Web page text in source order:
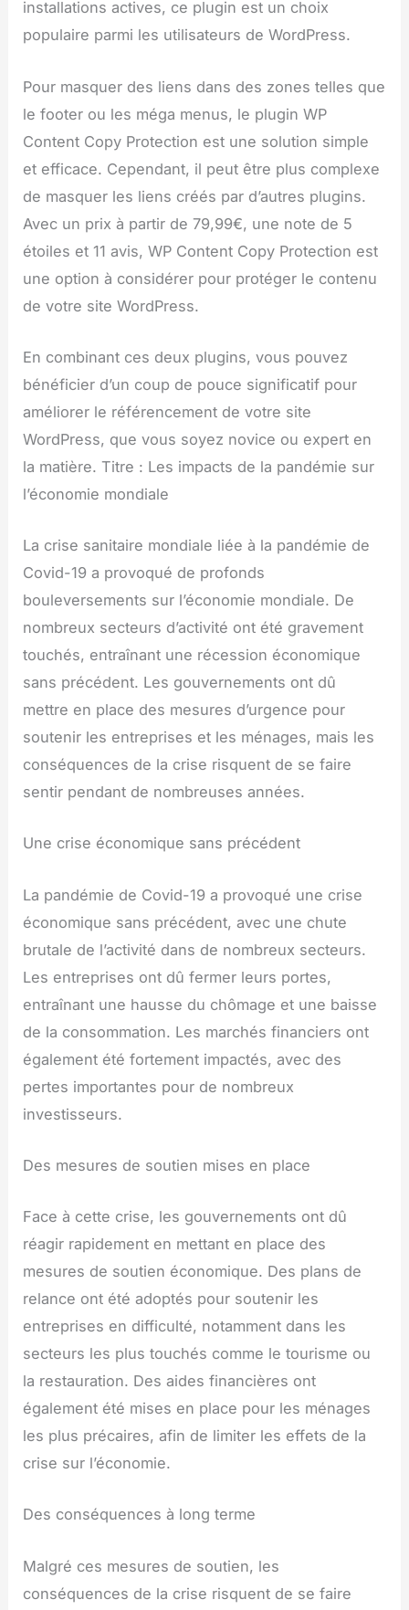
installations actives, ce plugin est un choix
populaire parmi les utilisateurs de WordPress.
Pour masquer des liens dans des zones telles que
le footer ou les méga menus, le plugin WP
Content Copy Protection est une solution simple
et efficace. Cependant, il peut être plus complexe
de masquer les liens créés par d’autres plugins.
Avec un prix à partir de 79,99€, une note de 5
étoiles et 11 avis, WP Content Copy Protection est
une option à considérer pour protéger le contenu
de votre site WordPress.
En combinant ces deux plugins, vous pouvez
bénéficier d’un coup de pouce significatif pour
améliorer le référencement de votre site
WordPress, que vous soyez novice ou expert en
la matière. Titre : Les impacts de la pandémie sur
l’économie mondiale
La crise sanitaire mondiale liée à la pandémie de
Covid-19 a provoqué de profonds
bouleversements sur l’économie mondiale. De
nombreux secteurs d’activité ont été gravement
touchés, entraînant une récession économique
sans précédent. Les gouvernements ont dû
mettre en place des mesures d’urgence pour
soutenir les entreprises et les ménages, mais les
conséquences de la crise risquent de se faire
sentir pendant de nombreuses années.
Une crise économique sans précédent
La pandémie de Covid-19 a provoqué une crise
économique sans précédent, avec une chute
brutale de l’activité dans de nombreux secteurs.
Les entreprises ont dû fermer leurs portes,
entraînant une hausse du chômage et une baisse
de la consommation. Les marchés financiers ont
également été fortement impactés, avec des
pertes importantes pour de nombreux
investisseurs.
Des mesures de soutien mises en place
Face à cette crise, les gouvernements ont dû
réagir rapidement en mettant en place des
mesures de soutien économique. Des plans de
relance ont été adoptés pour soutenir les
entreprises en difficulté, notamment dans les
secteurs les plus touchés comme le tourisme ou
la restauration. Des aides financières ont
également été mises en place pour les ménages
les plus précaires, afin de limiter les effets de la
crise sur l’économie.
Des conséquences à long terme
Malgré ces mesures de soutien, les
conséquences de la crise risquent de se faire